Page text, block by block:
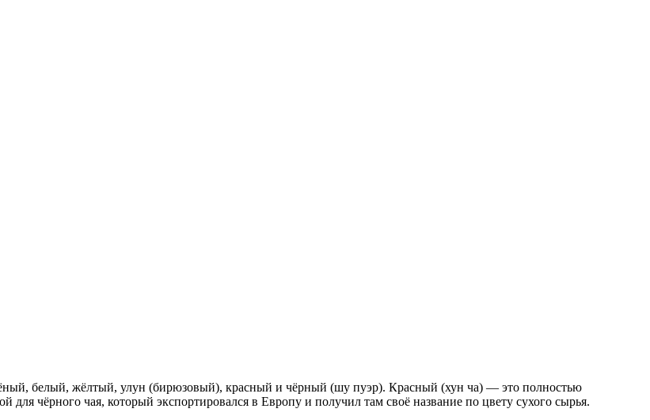
белый, жёлтый, улун (бирюзовый), красный и чёрный (шу пуэр). Красный (хун ча) — это полностью
чёрного чая, который экспортировался в Европу и получил там своё название по цвету сухого сырья.